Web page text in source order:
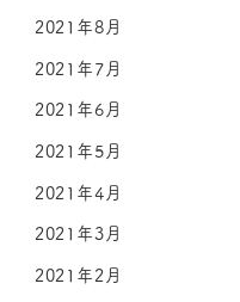
2021年8月
2021年7月
2021年6月
2021年5月
2021年4月
2021年3月
2021年2月